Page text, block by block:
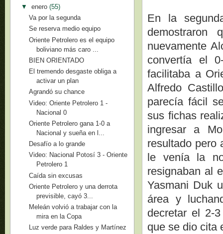
En la
nuevamente
convertía el
facilitaba a
Alfredo
parecía fácil
sus fichas
ingresar a
resultado pero
le venía la
resignaban al
Yasmani Duk
área y
decretar el 2-
que se dio cita
▼ enero (55)
Va por la segunda
Se reserva medio equipo
Oriente Petrolero es el equipo
boliviano más caro ...
BIEN ORIENTADO
El tremendo desgaste obliga a
activar un plan
Agrandó su chance
Video: Oriente Petrolero 1 -
Nacional 0
Oriente Petrolero gana 1-0 a
Nacional y sueña en l...
Desafío a lo grande
Video: Nacional Potosí 3 - Oriente
Petrolero 1
Caída sin excusas
Oriente Petrolero y una derrota
previsible, cayó 3...
Meleán volvió a trabajar con la
mira en la Copa
Luz verde para Raldes y Martínez